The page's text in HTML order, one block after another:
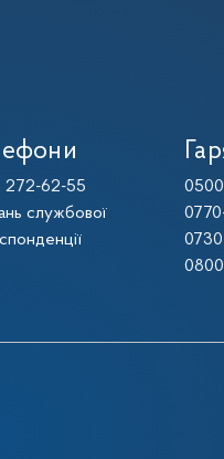
272-62-55
службової